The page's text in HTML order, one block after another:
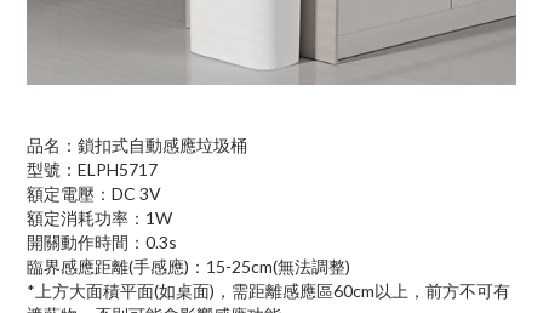
品名：鎖扣式自動感應垃圾桶
型號：ELPH5717
額定電壓：DC 3V
額定消耗功率：1W
開關動作時間：0.3s
臨界感應距離(手感應)：15-25cm(無法調整)
*上方大面積平面(如桌面)，需距離感應區60cm以上，前方不可有